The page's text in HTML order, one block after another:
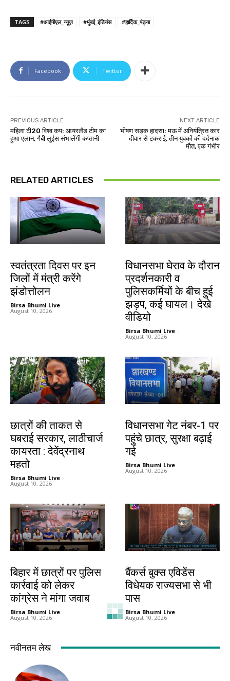
TAGS #आईपीएल_न्यूज़ #मुंबई_इंडियंस #हार्दिक_पंड्या
Facebook Twitter
PREVIOUS ARTICLE
महिला टी20 विश्व कप: आयरलैंड टीम का
हुआ एलान, गैबी लुईस संभालेंगी कप्तानी
NEXT ARTICLE
भीषण सड़क हादसा: मऊ में अनियंत्रित कार
दीवार से टकराई, तीन युवकों की दर्दनाक
मौत, एक गंभीर
RELATED ARTICLES
स्वतंत्रता दिवस पर इन
जिलों में मंत्री करेंगे
झंडोत्तोलन
Birsa Bhumi Live -
August 10, 2026
विधानसभा घेराव के दौरान
प्रदर्शनकारी व
पुलिसकर्मियों के बीच हुई
झड़प, कई घायल। देखे
वीडियो
Birsa Bhumi Live -
August 10, 2026
छात्रों की ताकत से
घबराई सरकार, लाठीचार्ज
कायरता : देवेंद्रनाथ
महतो
Birsa Bhumi Live -
August 10, 2026
विधानसभा गेट नंबर-1 पर
पहुंचे छात्र, सुरक्षा बढ़ाई
गई
Birsa Bhumi Live -
August 10, 2026
बिहार में छात्रों पर पुलिस
कार्रवाई को लेकर
कांग्रेस ने मांगा जवाब
Birsa Bhumi Live -
August 10, 2026
बैंकर्स बुक्स एविडेंस
विधेयक राज्यसभा से भी
पास
Birsa Bhumi Live -
August 10, 2026